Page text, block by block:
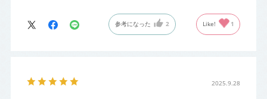
参考になった 2 Like! 1
2025.9.28